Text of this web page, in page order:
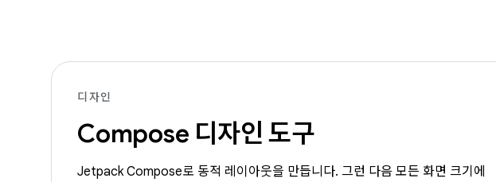
디자인
Compose 디자인 도구
Jetpack Compose로 동적 레이아웃을 만듭니다. 그런 다음 모든 화면 크기에